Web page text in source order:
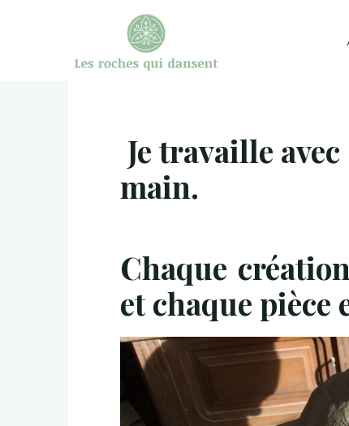
gravures
pierre
Je travaille
main.
Chaque
et chaque pièce